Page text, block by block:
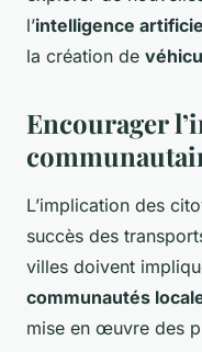
l’intelligence
la création de
Encourager
L’implication des
succès des
villes doivent
communautés
mise en œuvre des